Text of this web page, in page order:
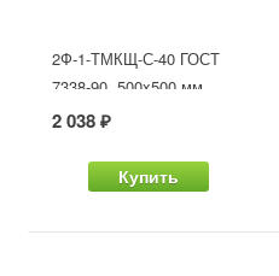
2Ф-1-ТМКЩ-С-40 ГОСТ
7338-90, 500x500 мм
2 038 ₽
Купить